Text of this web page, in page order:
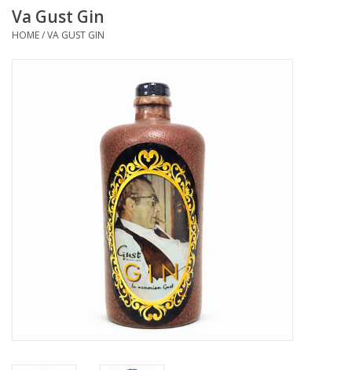
Bubbels & Vermout
Va Gust Gin
HOME/VA GUST GIN